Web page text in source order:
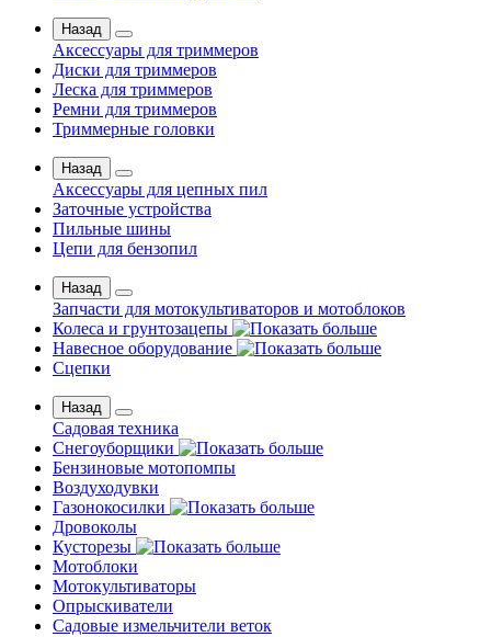
Назад
Аксессуары для триммеров
Диски для триммеров
Леска для триммеров
Ремни для триммеров
Триммерные головки
Назад
Аксессуары для цепных пил
Заточные устройства
Пильные шины
Цепи для бензопил
Назад
Запчасти для мотокультиваторов и мотоблоков
Колеса и грунтозацепы
Навесное оборудование
Сцепки
Назад
Садовая техника
Снегоуборщики
Бензиновые мотопомпы
Воздуходувки
Газонокосилки
Дровоколы
Кусторезы
Мотоблоки
Мотокультиваторы
Опрыскиватели
Садовые измельчители веток